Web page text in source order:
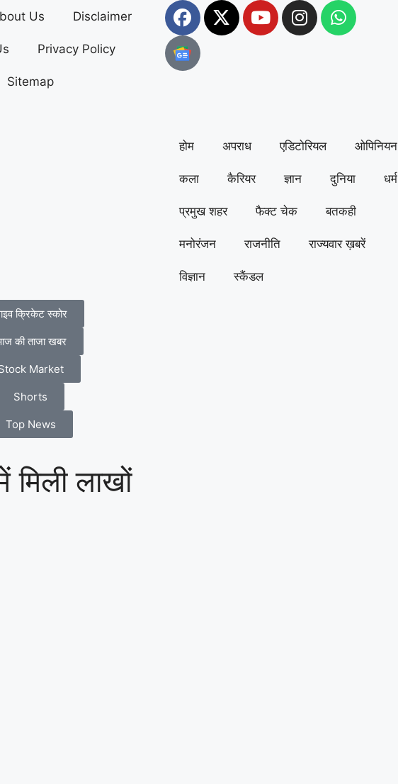
Us Disclaimer
Privacy Policy
Sitemap
होम अपराध एडिटोरियल ओपिनियन
कला कैरियर ज्ञान दुनिया धर्म
प्रमुख शहर फैक्ट चेक बतकही
मनोरंजन राजनीति राज्यवार ख़बरें
विज्ञान स्कैंडल
क्रिकेट स्कोर
की ताजा खबर
Market
Shorts
Top News
मिली लाखों